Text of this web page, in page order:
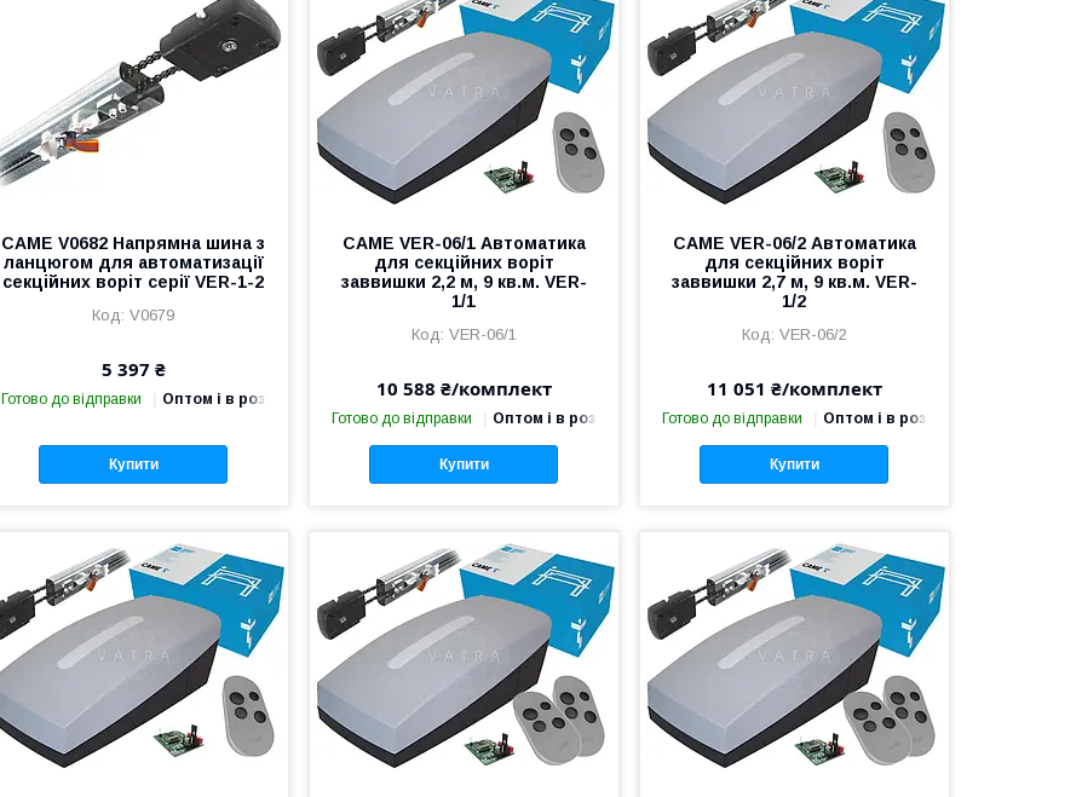
CAME V0682 Напрямна шина з
ланцюгом для автоматизації
секційних воріт серії VER-1-2
V0679
5 397 ₴
Готово до відправки Оптом і в роздріб
Купити
CAME VER-06/1 Автоматика
для секційних воріт
заввишки 2,2 м, 9 кв.м. VER-
1/1
VER-06/1
10 588 ₴/комплект
Готово до відправки Оптом і в роздріб
Купити
CAME VER-06/2 Автоматика
для секційних воріт
заввишки 2,7 м, 9 кв.м. VER-
1/2
VER-06/2
11 051 ₴/комплект
Готово до відправки Оптом і в роздріб
Купити